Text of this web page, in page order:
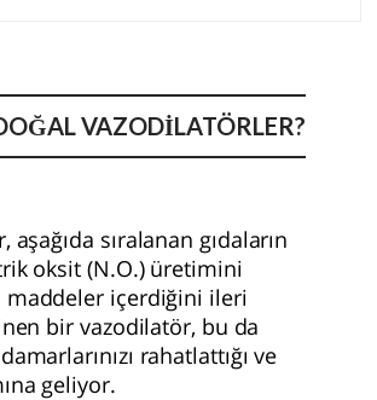
VAZODİLATÖRLER?
aşağıda sıralanan gıdaların
oksit (N.O.) üretimini
maddeler içerdiğini ileri
bir vazodilatör, bu da
rahatlattığı ve
geliyor.